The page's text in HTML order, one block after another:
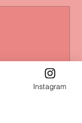
Instagram